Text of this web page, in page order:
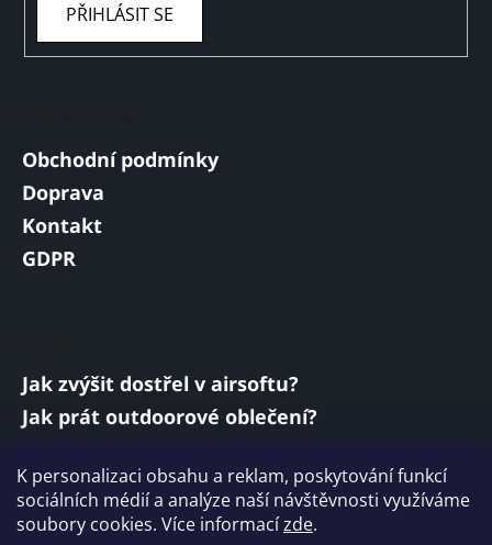
K personalizaci obsahu a reklam, poskytování funkcí
sociálních médií a analýze naší návštěvnosti využíváme
soubory cookies. Více informacízde.
PŘIHLÁSIT SE
Obchodní podmínky
Doprava
Kontakt
GDPR
Jak zvýšit dostřel v airsoftu?
Jak prát outdoorové oblečení?
Vojenská a armádní sluchátka: co musí
splňovat?